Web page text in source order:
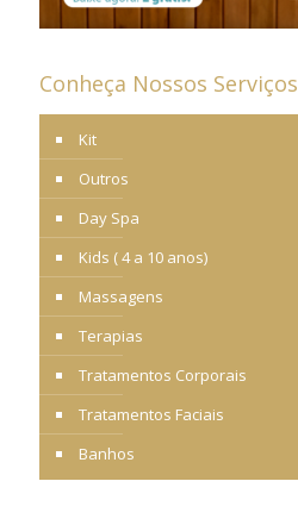
Conheça Nossos Serviços
Kit
Outros
Day Spa
Kids ( 4 a 10 anos)
Massagens
Terapias
Tratamentos Corporais
Tratamentos Faciais
Banhos